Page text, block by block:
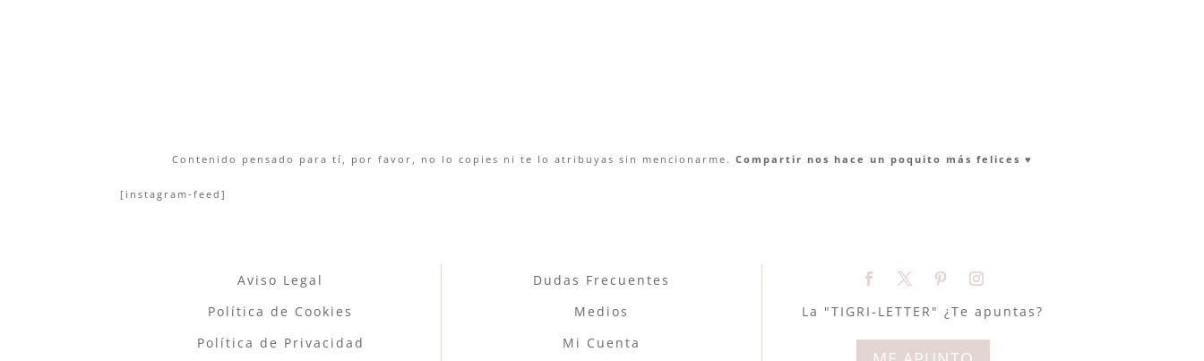
Contenido pensado para tí, por favor, no lo copies ni te lo atribuyas sin mencionarme. Compartir nos hace un poquito más felices ♥︎
[instagram-feed]
Aviso Legal
Política de Cookies
Política de Privacidad
Dudas Frecuentes
Medios
Mi Cuenta
La "TIGRI-LETTER" ¿Te apuntas?